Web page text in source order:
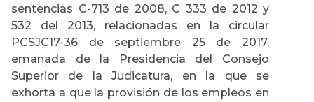
sentencias C-713 de 2008, C 333 de 2012 y
532 del 2013, relacionadas en la circular
PCSJC17-36 de septiembre 25 de 2017,
emanada de la Presidencia del Consejo
Superior de la Judicatura, en la que se
exhorta a que la provisión de los empleos en